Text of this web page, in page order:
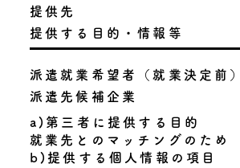
提供先
提供する目的・情報等
派遣就業希望者（就業決定前）
派遣先候補企業
a)第三者に提供する目的
就業先とのマッチングのため
b)提供する個人情報の項目